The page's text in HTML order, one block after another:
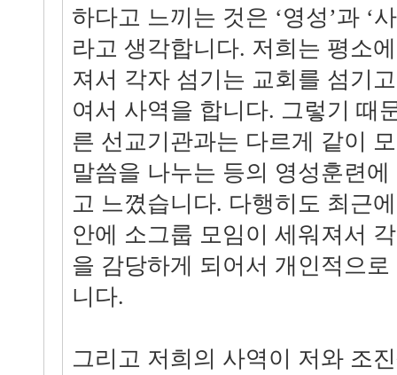
하다고 느끼는 것은 ‘영성’과 ‘
라고 생각합니다. 저희는 평소
져서 각자 섬기는 교회를 섬기
여서 사역을 합니다. 그렇기 때
른 선교기관과는 다르게 같이
말씀을 나누는 등의 영성훈련
고 느꼈습니다. 다행히도 최근
안에 소그룹 모임이 세워져서
을 감당하게 되어서 개인적으
니다.
그리고 저희의 사역이 저와 조